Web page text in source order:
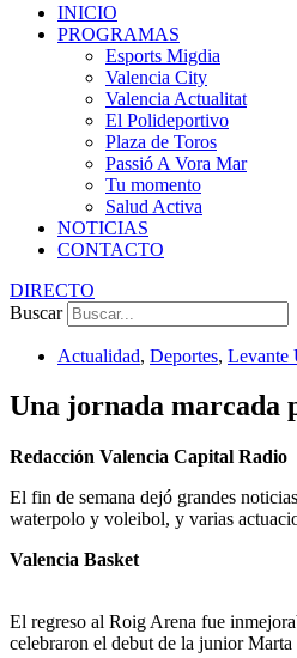
INICIO
PROGRAMAS
Esports Migdia
Valencia City
Valencia Actualitat
El Polideportivo
Plaza de Toros
Passió A Vora Mar
Tu momento
Salud Activa
NOTICIAS
CONTACTO
DIRECTO
Buscar
Actualidad, Deportes, Levante
Una jornada marcada
Redacción Valencia Capital Radio
El fin de semana dejó grandes
waterpolo y voleibol, y varias
Valencia Basket
El regreso al Roig Arena fue
celebraron el debut de la junior